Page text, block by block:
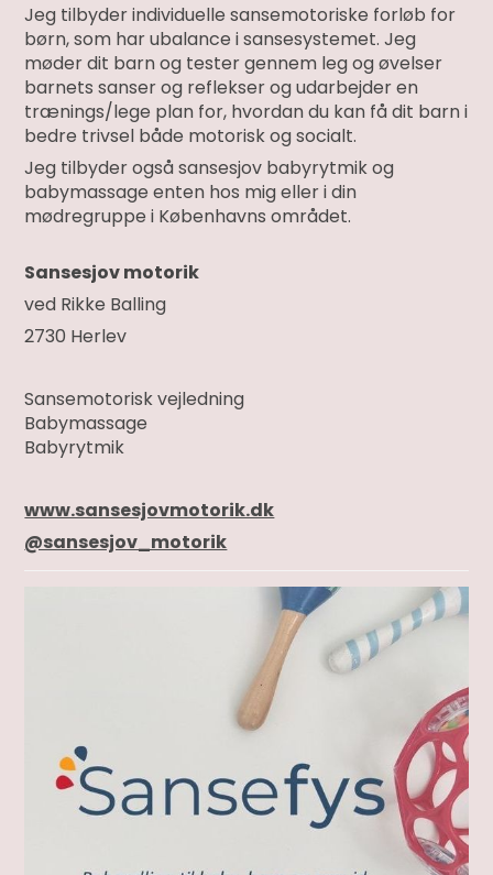
Jeg tilbyder individuelle sansemotoriske forløb for
børn, som har ubalance i sansesystemet. Jeg
møder dit barn og tester gennem leg og øvelser
barnets sanser og reflekser og udarbejder en
trænings/lege plan for, hvordan du kan få dit barn i
bedre trivsel både motorisk og socialt.
Jeg tilbyder også sansesjov babyrytmik og
babymassage enten hos mig eller i din
mødregruppe i Københavns området.
Sansesjov motorik
ved Rikke Balling
2730 Herlev
Sansemotorisk vejledning
Babymassage
Babyrytmik
www.sansesjovmotorik.dk
@sansesjov_motorik